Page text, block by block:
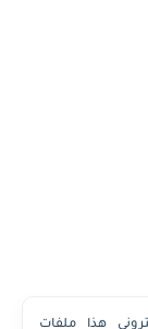
هذا ملفات